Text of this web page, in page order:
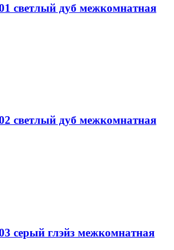
светлый дуб межкомнатная
светлый дуб межкомнатная
серый глэйз межкомнатная